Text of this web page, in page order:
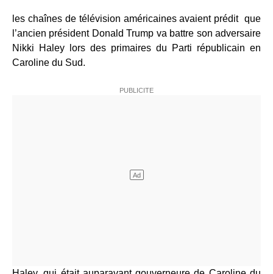
les chaînes de télévision américaines avaient prédit que
l’ancien président Donald Trump va battre son adversaire
Nikki Haley lors des primaires du Parti républicain en
Caroline du Sud.